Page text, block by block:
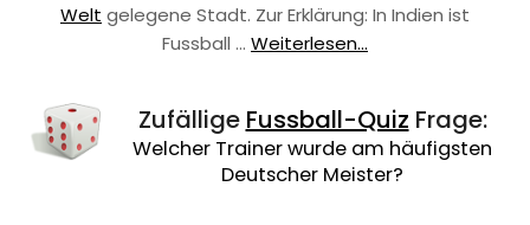
Welt gelegene Stadt. Zur Erklärung: In Indien ist
Fussball … Weiterlesen...
Zufällige Fussball-Quiz Frage:
Welcher Trainer wurde am häufigsten
Deutscher Meister?